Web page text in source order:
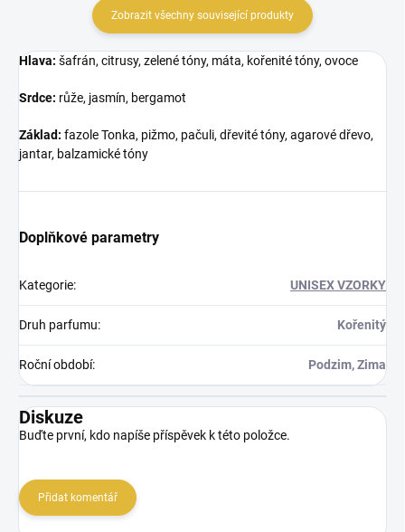
Zobrazit všechny související produkty
Hlava: šafrán, citrusy, zelené tóny, máta, kořenité tóny, ovoce
Srdce: růže, jasmín, bergamot
Základ: fazole Tonka, pižmo, pačuli, dřevité tóny, agarové dřevo,
jantar, balzamické tóny
Doplňkové parametry
Kategorie: UNISEX VZORKY
Druh parfumu: Kořenitý
Roční období: Podzim, Zima
Diskuze
Buďte první, kdo napíše příspěvek k této položce.
Přidat komentář